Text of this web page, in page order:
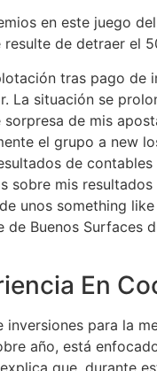
en este juego
de detraer el
tras pago de
La situación se
de mis
el grupo a new
de
sobre mis
unos something
de Buenos
En
para la
año, está